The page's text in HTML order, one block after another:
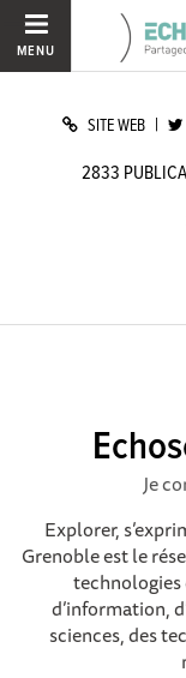
MENU
SITE WEB |
2833
Je
Explorer,
Grenoble est le
technologies
d’information,
sciences, des